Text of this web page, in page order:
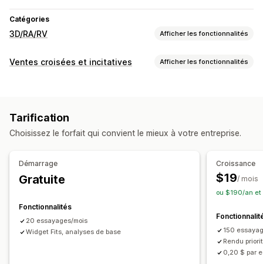
Catégories
3D/RA/RV Afficher les fonctionnalités
Visualisation
Ventes croisées et incitatives Afficher les fonctionnalités
Tarification
Choisissez le forfait qui convient le mieux à votre entreprise.
Démarrage
Gratuite
Fonctionnalités
20 essayages/mois
Widget Fits, analyses de base
Croissance
$19/ mois
ou $190/an et
150
Rendu
0,20 $ par